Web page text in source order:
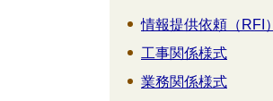
情報提供依頼（RFI）
工事関係様式
業務関係様式